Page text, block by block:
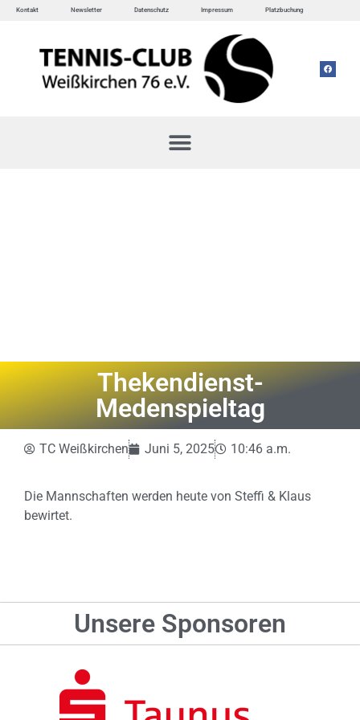
Kontakt Newsletter Datenschutz Impressum Platzbuchung
Thekendienst-
Medenspieltag
TC Weißkirchen Juni 5, 2025 10:46 a.m.
Die Mannschaften werden heute von Steffi & Klaus
bewirtet.
Unsere Sponsoren